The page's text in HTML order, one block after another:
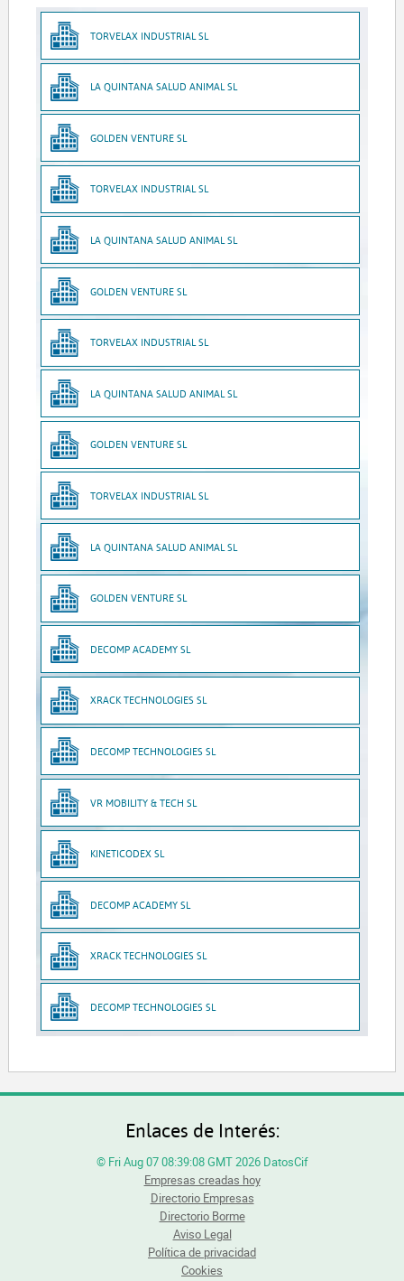
TORVELAX INDUSTRIAL SL
LA QUINTANA SALUD ANIMAL SL
GOLDEN VENTURE SL
TORVELAX INDUSTRIAL SL
LA QUINTANA SALUD ANIMAL SL
GOLDEN VENTURE SL
TORVELAX INDUSTRIAL SL
LA QUINTANA SALUD ANIMAL SL
GOLDEN VENTURE SL
TORVELAX INDUSTRIAL SL
LA QUINTANA SALUD ANIMAL SL
GOLDEN VENTURE SL
DECOMP ACADEMY SL
XRACK TECHNOLOGIES SL
DECOMP TECHNOLOGIES SL
VR MOBILITY & TECH SL
KINETICODEX SL
DECOMP ACADEMY SL
XRACK TECHNOLOGIES SL
DECOMP TECHNOLOGIES SL
Enlaces de Interés:
© Fri Aug 07 08:39:08 GMT 2026 DatosCif
Empresas creadas hoy
Directorio Empresas
Directorio Borme
Aviso Legal
Política de privacidad
Cookies